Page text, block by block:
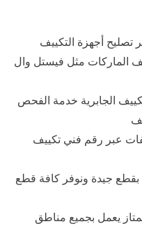
تصليح أجهزة التكييف
الماركات مثل فيستل وال
الجابرية خدمة الفحص
عبر رقم فني تكييف
بقطع جيدة ونوفر كافة قطع
يعمل بجميع مناطق